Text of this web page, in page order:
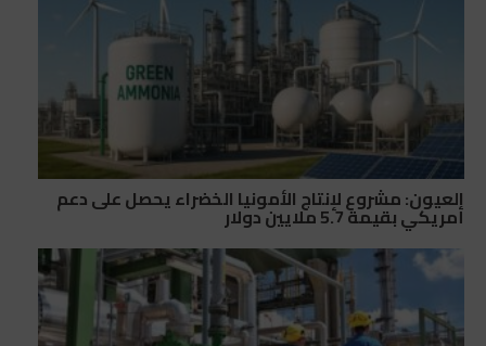
العيون: مشروع لإنتاج الأمونيا الخضراء يحصل على دعم
أمريكي بقيمة 5.7 ملايين دولار